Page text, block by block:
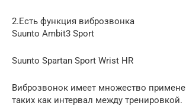
2.Есть функция виброзвонка
Suunto Ambit3 Sport
Suunto Spartan Sport Wrist HR
Виброзвонок имеет множество
таких как интервал между тренировкой.